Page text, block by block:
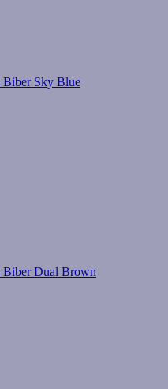
Biber Sky Blue
Biber Dual Brown